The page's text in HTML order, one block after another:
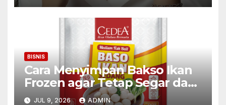
BISNIS
Cara Menyimpan Bakso Ikan
Frozen agar Tetap Segar dan
Awet
JUL 9, 2026 ADMIN